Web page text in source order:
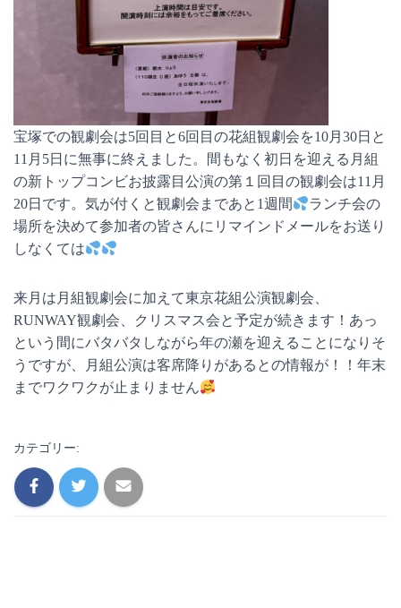
宝塚での観劇会は5回目と6回目の花組観劇会を10月30日と
11月5日に無事に終えました。間もなく初日を迎える月組
の新トップコンビお披露目公演の第１回目の観劇会は11月
20日です。気が付くと観劇会まであと1週間
ランチ会の
場所を決めて参加者の皆さんにリマインドメールをお送り
しなくては
来月は月組観劇会に加えて東京花組公演観劇会、
RUNWAY観劇会、クリスマス会と予定が続きます！あっ
という間にバタバタしながら年の瀬を迎えることになりそ
うですが、月組公演は客席降りがあるとの情報が！！年末
までワクワクが止まりません
カテゴリー: